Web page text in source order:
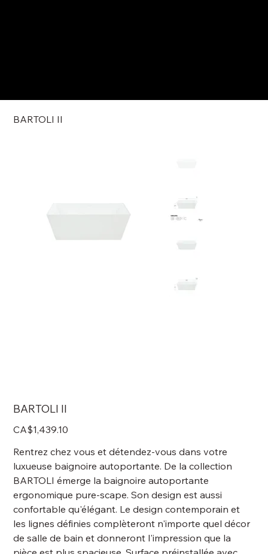
BARTOLI II
BARTOLI II
Price
CA$1,439.10
Rentrez chez vous et détendez-vous dans votre
luxueuse baignoire autoportante. De la collection
BARTOLI émerge la baignoire autoportante
ergonomique pure-scape. Son design est aussi
confortable qu'élégant. Le design contemporain et
les lignes définies complèteront n'importe quel décor
de salle de bain et donneront l'impression que la